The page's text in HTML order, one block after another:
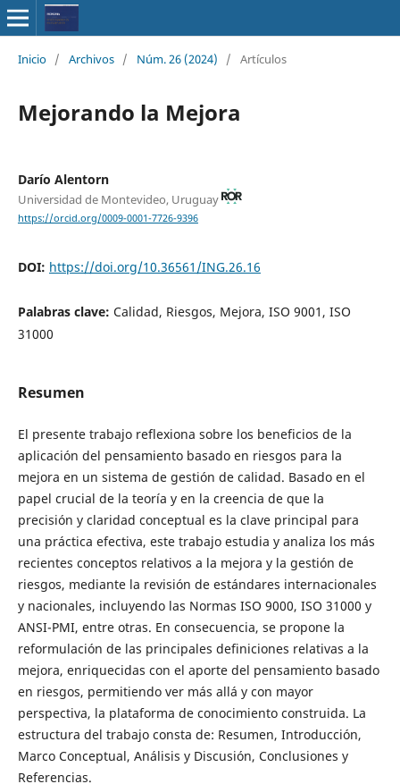
Inicio / Archivos / Núm. 26 (2024) / Artículos
Mejorando la Mejora
Darío Alentorn
Universidad de Montevideo, Uruguay
https://orcid.org/0009-0001-7726-9396
DOI: https://doi.org/10.36561/ING.26.16
Palabras clave: Calidad, Riesgos, Mejora, ISO 9001, ISO
31000
Resumen
El presente trabajo reflexiona sobre los beneficios de la
aplicación del pensamiento basado en riesgos para la
mejora en un sistema de gestión de calidad. Basado en el
papel crucial de la teoría y en la creencia de que la
precisión y claridad conceptual es la clave principal para
una práctica efectiva, este trabajo estudia y analiza los más
recientes conceptos relativos a la mejora y la gestión de
riesgos, mediante la revisión de estándares internacionales
y nacionales, incluyendo las Normas ISO 9000, ISO 31000 y
ANSI-PMI, entre otras. En consecuencia, se propone la
reformulación de las principales definiciones relativas a la
mejora, enriquecidas con el aporte del pensamiento basado
en riesgos, permitiendo ver más allá y con mayor
perspectiva, la plataforma de conocimiento construida. La
estructura del trabajo consta de: Resumen, Introducción,
Marco Conceptual, Análisis y Discusión, Conclusiones y
Referencias.